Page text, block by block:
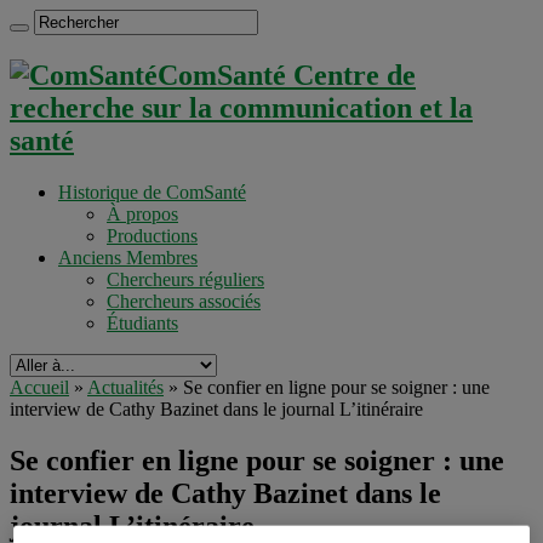
ComSanté Centre de
recherche sur la communication et la
santé
Historique de ComSanté
À propos
Productions
Anciens Membres
Chercheurs réguliers
Chercheurs associés
Étudiants
Accueil » Actualités » Se confier en ligne pour se soigner : une
interview de Cathy Bazinet dans le journal L’itinéraire
Se confier en ligne pour se soigner : une
interview de Cathy Bazinet dans le
journal L’itinéraire